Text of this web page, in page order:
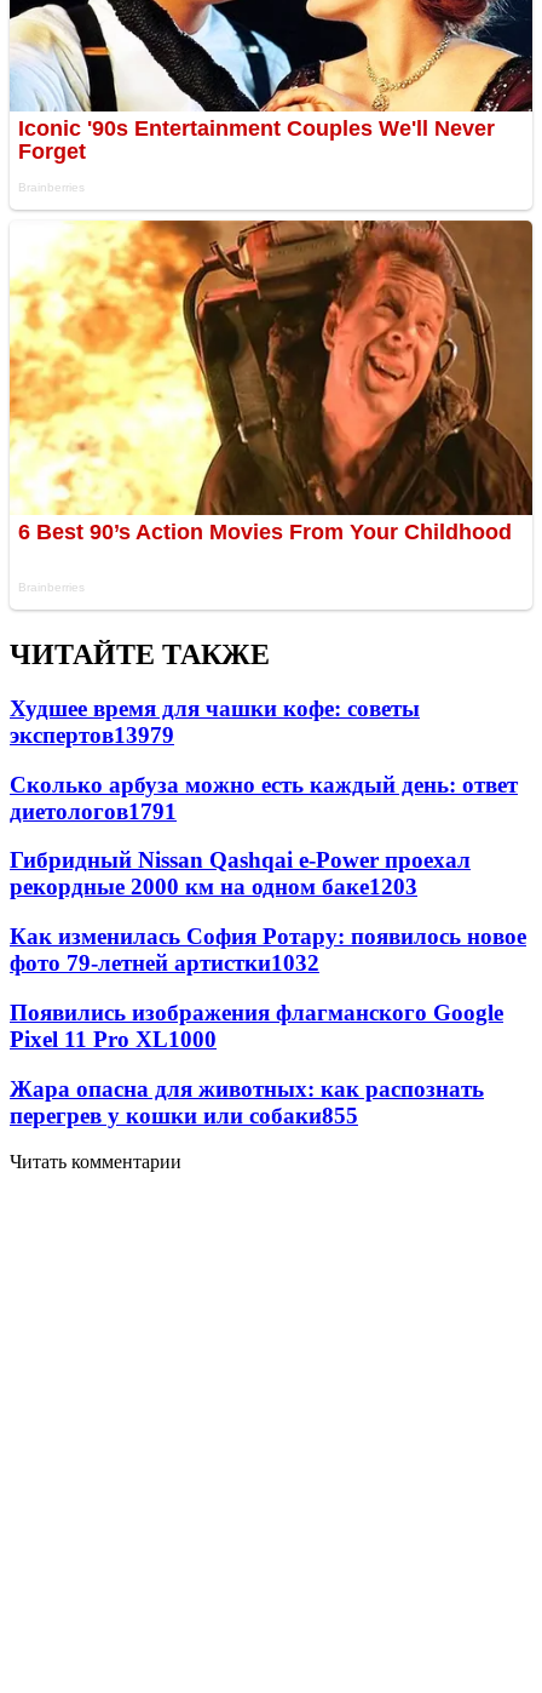
ЧИТАЙТЕ ТАКЖЕ
Худшее время для чашки кофе: советы
экспертов13979
Сколько арбуза можно есть каждый день: ответ
диетологов1791
Гибридный Nissan Qashqai e-Power проехал
рекордные 2000 км на одном баке1203
Как изменилась София Ротару: появилось новое
фото 79-летней артистки1032
Появились изображения флагманского Google
Pixel 11 Pro XL1000
Жара опасна для животных: как распознать
перегрев у кошки или собаки855
Читать комментарии